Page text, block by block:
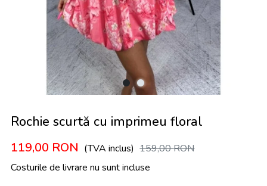
Rochie scurtă cu imprimeu floral
119,00 RON (TVA inclus) 159,00RON
Costurile de livrare nu sunt incluse